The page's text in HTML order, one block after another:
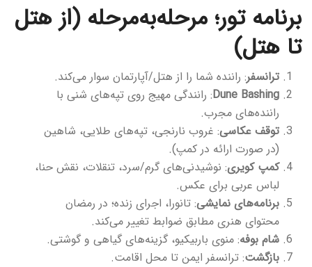
برنامه تور؛ مرحله‌به‌مرحله (از هتل
تا هتل)
ترانسفر: راننده شما را از هتل/آپارتمان سوار می‌کند.
Dune Bashing: رانندگی مهیج روی تپه‌های شنی با
راننده‌های مجرب.
توقف عکاسی: غروب نارنجی، تپه‌های طلایی، شاهین
(در صورت ارائه در کمپ).
کمپ کویری: نوشیدنی‌های گرم/سرد، تنقلات، نقش حنا،
لباس عربی برای عکس.
برنامه‌های نمایشی: تانورا، اجرای زنده؛ در رمضان
محتوای هنری مطابق ضوابط تغییر می‌کند.
شام بوفه: منوی باربیکیو، گزینه‌های گیاهی و گوشتی.
بازگشت: ترانسفر ایمن تا محل اقامت.